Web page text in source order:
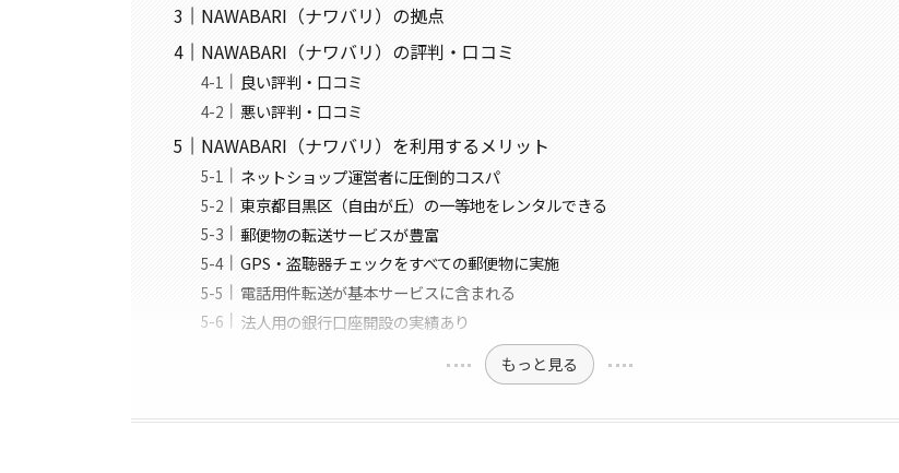
NAWABARI（ナワバリ）の拠点
NAWABARI（ナワバリ）の評判・口コミ
良い評判・口コミ
悪い評判・口コミ
NAWABARI（ナワバリ）を利用するメリット
ネットショップ運営者に圧倒的コスパ
東京都目黒区（自由が丘）の一等地をレンタルできる
郵便物の転送サービスが豊富
GPS・盗聴器チェックをすべての郵便物に実施
電話用件転送が基本サービスに含まれる
法人用の銀行口座開設の実績あり
もっと見る